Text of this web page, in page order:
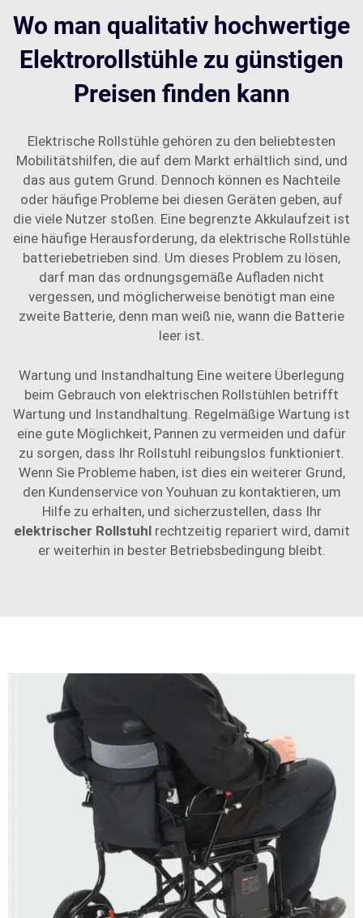
Wo man qualitativ hochwertige
Elektrorollstühle zu günstigen
Preisen finden kann
Elektrische Rollstühle gehören zu den beliebtesten
Mobilitätshilfen, die auf dem Markt erhältlich sind, und
das aus gutem Grund. Dennoch können es Nachteile
oder häufige Probleme bei diesen Geräten geben, auf
die viele Nutzer stoßen. Eine begrenzte Akkulaufzeit ist
eine häufige Herausforderung, da elektrische Rollstühle
batteriebetrieben sind. Um dieses Problem zu lösen,
darf man das ordnungsgemäße Aufladen nicht
vergessen, und möglicherweise benötigt man eine
zweite Batterie, denn man weiß nie, wann die Batterie
leer ist.
Wartung und Instandhaltung Eine weitere Überlegung
beim Gebrauch von elektrischen Rollstühlen betrifft
Wartung und Instandhaltung. Regelmäßige Wartung ist
eine gute Möglichkeit, Pannen zu vermeiden und dafür
zu sorgen, dass Ihr Rollstuhl reibungslos funktioniert.
Wenn Sie Probleme haben, ist dies ein weiterer Grund,
den Kundenservice von Youhuan zu kontaktieren, um
Hilfe zu erhalten, und sicherzustellen, dass Ihr
elektrischer Rollstuhl rechtzeitig repariert wird, damit
er weiterhin in bester Betriebsbedingung bleibt.